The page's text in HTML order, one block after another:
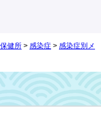
健所 > 感染症 > 感染症別メ